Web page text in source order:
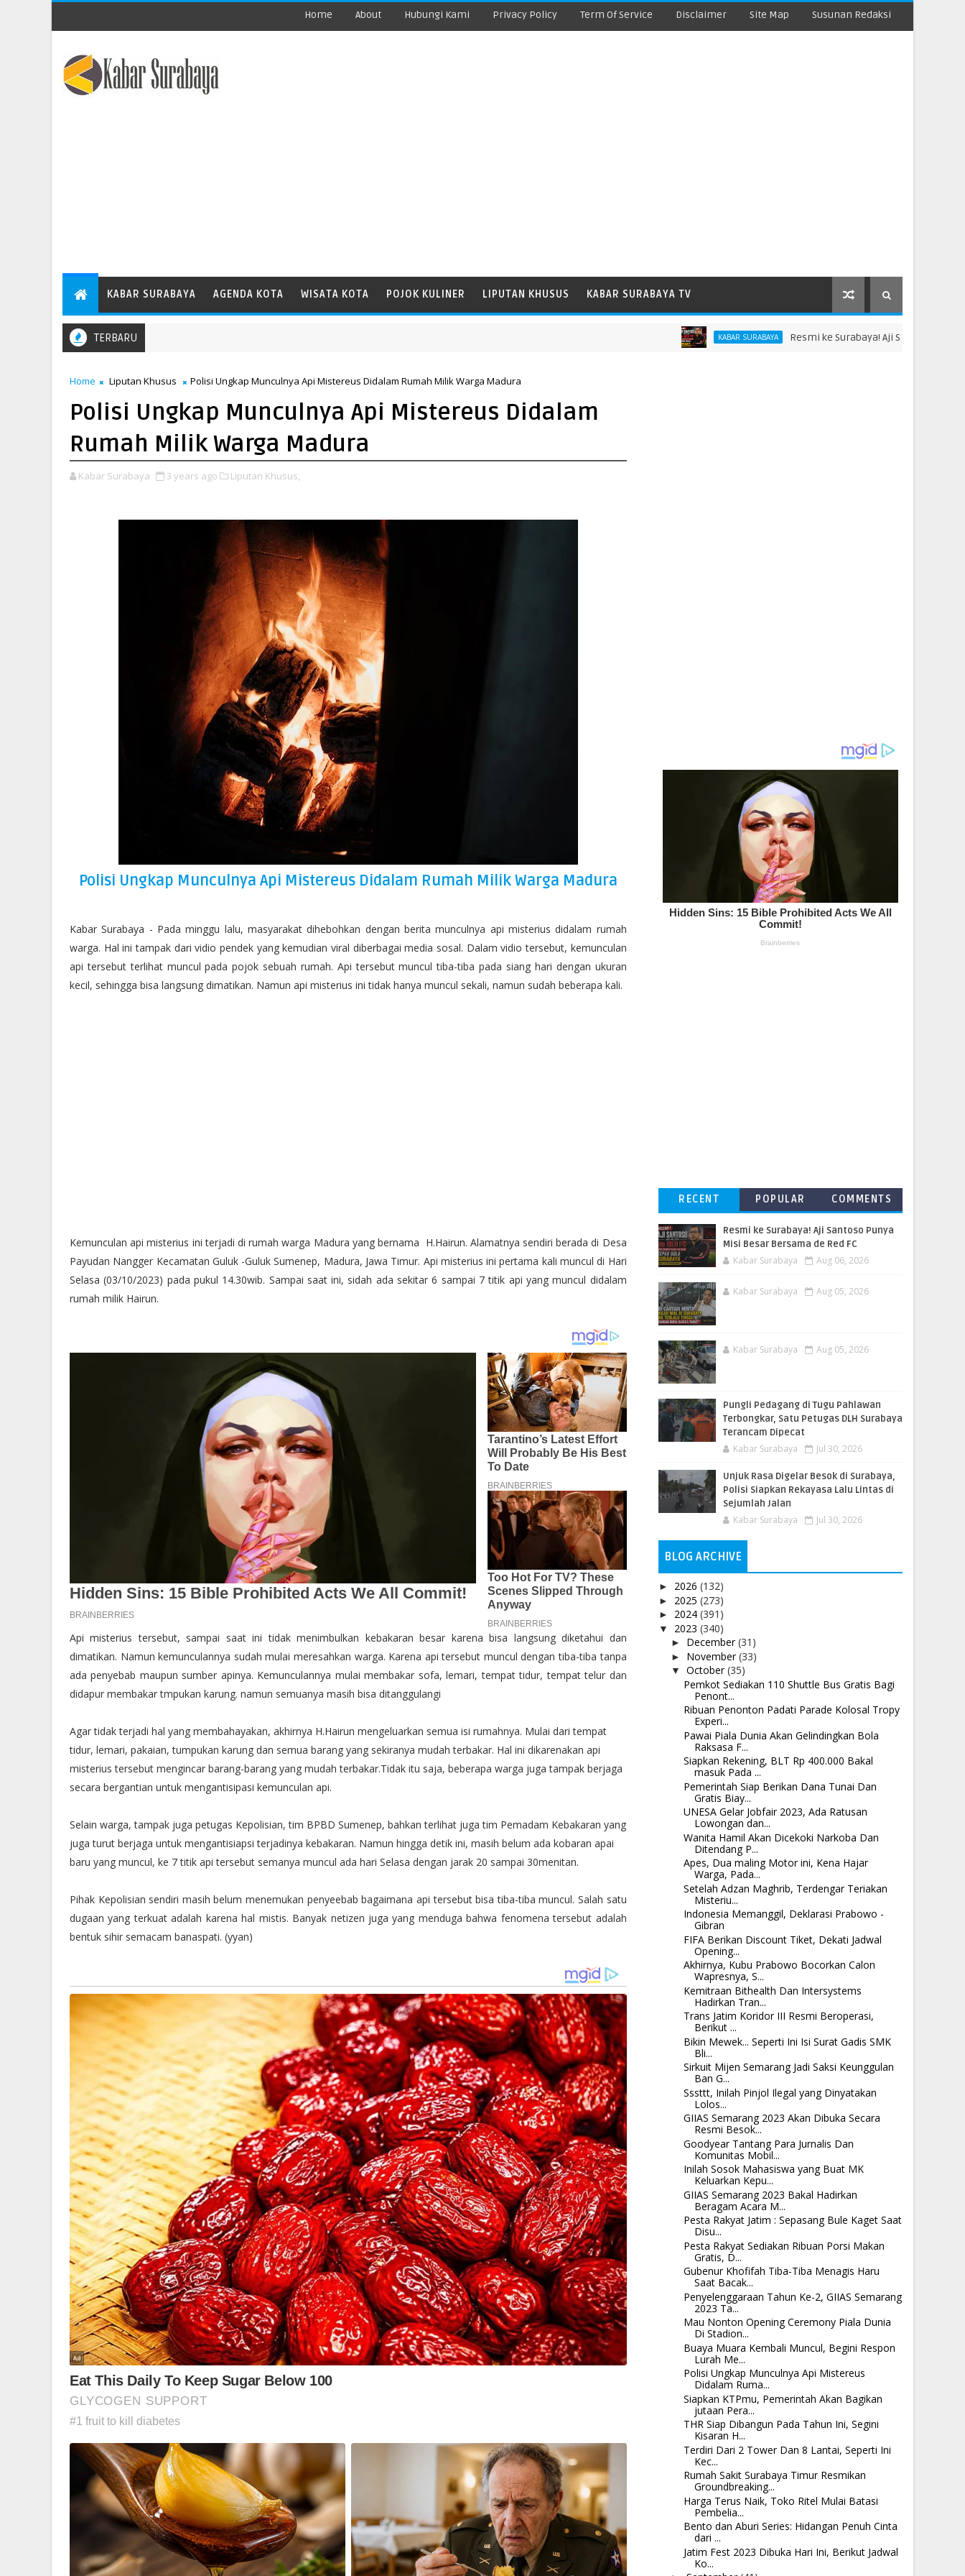
Home About Hubungi Kami Privacy Policy Term Of Service Disclaimer Site Map Susunan Redaksi
KABAR SURABAYA AGENDA KOTA WISATA KOTA POJOK KULINER LIPUTAN KHUSUS KABAR SURABAYA TV
TERBARU KABAR SURABAYA Resmi ke Surabaya! Aji Santoso Punya Misi Besar
Home Liputan Khusus Polisi Ungkap Munculnya Api Mistereus Didalam Rumah Milik Warga Madura
Polisi Ungkap Munculnya Api Mistereus Didalam
Rumah Milik Warga Madura
Kabar Surabaya 3 years ago Liputan Khusus,
Polisi Ungkap Munculnya Api Mistereus Didalam Rumah Milik Warga Madura
Kabar Surabaya - Pada minggu lalu, masyarakat dihebohkan dengan berita munculnya api misterius didalam rumah
warga. Hal ini tampak dari vidio pendek yang kemudian viral diberbagai media sosal. Dalam vidio tersebut, kemunculan
api tersebut terlihat muncul pada pojok sebuah rumah. Api tersebut muncul tiba-tiba pada siang hari dengan ukuran
kecil, sehingga bisa langsung dimatikan. Namun api misterius ini tidak hanya muncul sekali, namun sudah beberapa kali.
Kemunculan api misterius ini terjadi di rumah warga Madura yang bernama H.Hairun. Alamatnya sendiri berada di Desa
Payudan Nangger Kecamatan Guluk -Guluk Sumenep, Madura, Jawa Timur. Api misterius ini pertama kali muncul di Hari
Selasa (03/10/2023) pada pukul 14.30wib. Sampai saat ini, sidah ada sekitar 6 sampai 7 titik api yang muncul didalam
rumah milik Hairun.
Api misterius tersebut, sampai saat ini tidak menimbulkan kebakaran besar karena bisa langsung diketahui dan
dimatikan. Namun kemunculannya sudah mulai meresahkan warga. Karena api tersebut muncul dengan tiba-tiba tanpa
ada penyebab maupun sumber apinya. Kemunculannya mulai membakar sofa, lemari, tempat tidur, tempat telur dan
didapur membakar tmpukan karung. namun semuanya masih bisa ditanggulangi
Agar tidak terjadi hal yang membahayakan, akhirnya H.Hairun mengeluarkan semua isi rumahnya. Mulai dari tempat
tidur, lemari, pakaian, tumpukan karung dan semua barang yang sekiranya mudah terbakar. Hal ini dikarenakan api
misterius tersebut mengincar barang-barang yang mudah terbakar.Tidak itu saja, beberapa warga juga tampak berjaga
secara bergantian untuk mengantisipasi kemunculan api.
Selain warga, tampak juga petugas Kepolisian, tim BPBD Sumenep, bahkan terlihat juga tim Pemadam Kebakaran yang
juga turut berjaga untuk mengantisiapsi terjadinya kebakaran. Namun hingga detik ini, masih belum ada kobaran apai
baru yang muncul, ke 7 titik api tersebut semanya muncul ada hari Selasa dengan jarak 20 sampai 30menitan.
Pihak Kepolisian sendiri masih belum menemukan penyeebab bagaimana api tersebut bisa tiba-tiba muncul. Salah satu
dugaan yang terkuat adalah karena hal mistis. Banyak netizen juga yang menduga bahwa fenomena tersebut adalah
bentuk sihir semacam banaspati. (yyan)
RECENT POPULAR COMMENTS
Resmi ke Surabaya! Aji Santoso Punya
Misi Besar Bersama de Red FC
Kabar Surabaya Aug 06, 2026
Kabar Surabaya Aug 05, 2026
Kabar Surabaya Aug 05, 2026
Pungli Pedagang di Tugu Pahlawan
Terbongkar, Satu Petugas DLH Surabaya
Terancam Dipecat
Kabar Surabaya Jul 30, 2026
Unjuk Rasa Digelar Besok di Surabaya,
Polisi Siapkan Rekayasa Lalu Lintas di
Sejumlah Jalan
Kabar Surabaya Jul 30, 2026
BLOG ARCHIVE
► 2026 (132)
► 2025 (273)
► 2024 (391)
▼ 2023 (340)
► December(31)
► November(33)
▼ October(35)
Pemkot Sediakan 110 Shuttle Bus Gratis Bagi
Penont...
Ribuan Penonton Padati Parade Kolosal Tropy
Experi...
Pawai Piala Dunia Akan Gelindingkan Bola
Raksasa F...
Siapkan Rekening, BLT Rp 400.000 Bakal
masuk Pada ...
Pemerintah Siap Berikan Dana Tunai Dan
Gratis Biay...
UNESA Gelar Jobfair 2023, Ada Ratusan
Lowongan dan...
Wanita Hamil Akan Dicekoki Narkoba Dan
Ditendang P...
Apes, Dua maling Motor ini, Kena Hajar
Warga, Pada...
Setelah Adzan Maghrib, Terdengar Teriakan
Misteriu...
Indonesia Memanggil, Deklarasi Prabowo -
Gibran
FIFA Berikan Discount Tiket, Dekati Jadwal
Opening...
Akhirnya, Kubu Prabowo Bocorkan Calon
Wapresnya, S...
Kemitraan Bithealth Dan Intersystems
Hadirkan Tran...
Trans Jatim Koridor III Resmi Beroperasi,
Berikut ...
Bikin Mewek... Seperti Ini Isi Surat Gadis SMK
Bli...
Sirkuit Mijen Semarang Jadi Saksi Keunggulan
Ban G...
Sssttt, Inilah Pinjol Ilegal yang Dinyatakan
Lolos...
GIIAS Semarang 2023 Akan Dibuka Secara
Resmi Besok...
Goodyear Tantang Para Jurnalis Dan
Komunitas Mobil...
Inilah Sosok Mahasiswa yang Buat MK
Keluarkan Kepu...
GIIAS Semarang 2023 Bakal Hadirkan
Beragam Acara M...
Pesta Rakyat Jatim : Sepasang Bule Kaget Saat
Disu...
Pesta Rakyat Sediakan Ribuan Porsi Makan
Gratis, D...
Gubenur Khofifah Tiba-Tiba Menagis Haru
Saat Bacak...
Penyelenggaraan Tahun Ke-2, GIIAS Semarang
2023 Ta...
Mau Nonton Opening Ceremony Piala Dunia
Di Stadion...
Buaya Muara Kembali Muncul, Begini Respon
Lurah Me...
Polisi Ungkap Munculnya Api Mistereus
Didalam Ruma...
Siapkan KTPmu, Pemerintah Akan Bagikan
jutaan Pera...
THR Siap Dibangun Pada Tahun Ini, Segini
Kisaran H...
Terdiri Dari 2 Tower Dan 8 Lantai, Seperti Ini
Kec...
Rumah Sakit Surabaya Timur Resmikan
Groundbreaking...
Harga Terus Naik, Toko Ritel Mulai Batasi
Pembelia...
Bento dan Aburi Series: Hidangan Penuh Cinta
dari ...
Jatim Fest 2023 Dibuka Hari Ini, Berikut Jadwal
Ko...